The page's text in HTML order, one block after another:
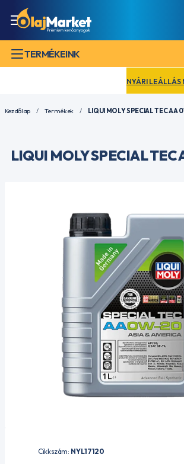
TERMÉKEINK
NYÁRI LEÁLLÁS
Kezdőlap Termékek LIQUI MOLY SPECIAL TEC AA
LIQUI MOLY SPECIAL TEC
Cikkszám: NYL17120